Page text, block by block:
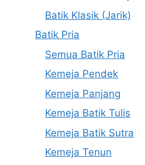
Batik Klasik (Jarik)
Batik Pria
Semua Batik Pria
Kemeja Pendek
Kemeja Panjang
Kemeja Batik Tulis
Kemeja Batik Sutra
Kemeja Tenun